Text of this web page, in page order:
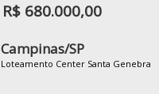
R$ 680.000,00
Campinas/SP
Loteamento Center Santa Genebra